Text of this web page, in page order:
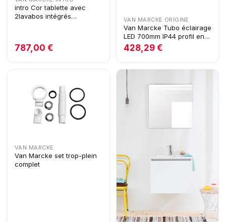
intro Cor tablette avec
2lavabos intégrés
787,00 €
VAN MARCKE ORIGINE
Van Marcke Tubo éclairage
LED 700mm IP44 profil en
aluminium 220-240V 10W
428,29 €
VAN MARCKE
Van Marcke set trop-plein
complet